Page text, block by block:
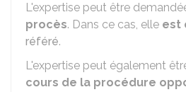
L'expertise peut être
procès. Dans ce cas, elle est
référé.
L'expertise peut également
cours de la procédure